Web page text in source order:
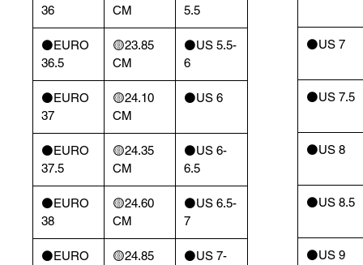
36
CM
5.5
⚫️EURO
36.5
🟡23.85
CM
⚫️US 5.5-
6
⚫️EURO
37
🟡24.10
CM
⚫️US 6
⚫️EURO
37.5
🟡24.35
CM
⚫️US 6-
6.5
⚫️EURO
38
🟡24.60
CM
⚫️US 6.5-
7
⚫️EURO
🟡24.85
⚫️US 7-
⚫️US 7
⚫️US 7.5
⚫️US 8
⚫️US 8.5
⚫️US 9